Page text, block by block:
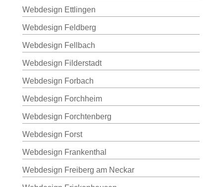
Webdesign Ettlingen
Webdesign Feldberg
Webdesign Fellbach
Webdesign Filderstadt
Webdesign Forbach
Webdesign Forchheim
Webdesign Forchtenberg
Webdesign Forst
Webdesign Frankenthal
Webdesign Freiberg am Neckar